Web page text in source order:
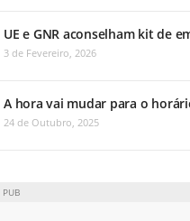
UE e GNR aconselham kit de
3 de Fevereiro, 2026
A hora vai mudar para o
24 de Outubro, 2025
PUB